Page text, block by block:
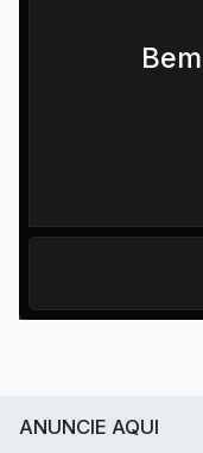
ANUNCIE AQUI